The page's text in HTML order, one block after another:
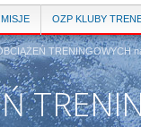
OZP KLUBY
TRENINGOWYCH